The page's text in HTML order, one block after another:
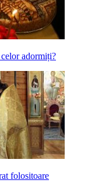
adormiți?
folositoare